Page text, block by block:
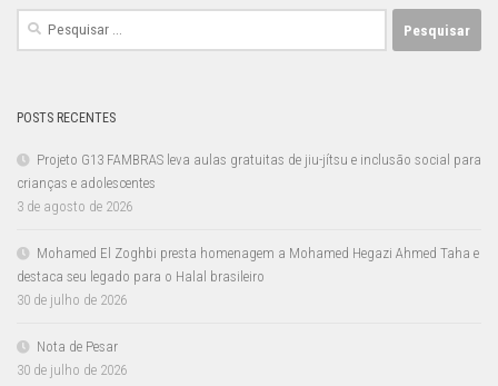
Pesquisar
POSTS RECENTES
Projeto G13 FAMBRAS leva aulas gratuitas de jiu-jítsu e inclusão social para
crianças e adolescentes
3 de agosto de 2026
Mohamed El Zoghbi presta homenagem a Mohamed Hegazi Ahmed Taha e
destaca seu legado para o Halal brasileiro
30 de julho de 2026
Nota de Pesar
30 de julho de 2026